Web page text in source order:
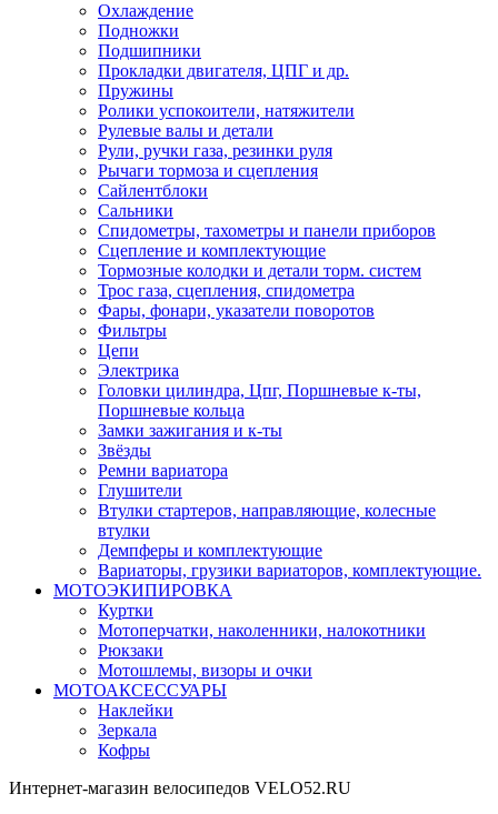
Охлаждение
Подножки
Подшипники
Прокладки двигателя, ЦПГ и др.
Пружины
Ролики успокоители, натяжители
Рулевые валы и детали
Рули, ручки газа, резинки руля
Рычаги тормоза и сцепления
Сайлентблоки
Сальники
Спидометры, тахометры и панели приборов
Сцепление и комплектующие
Тормозные колодки и детали торм. систем
Трос газа, сцепления, спидометра
Фары, фонари, указатели поворотов
Фильтры
Цепи
Электрика
Головки цилиндра, Цпг, Поршневые к-ты,
Поршневые кольца
Замки зажигания и к-ты
Звёзды
Ремни вариатора
Глушители
Втулки стартеров, направляющие, колесные
втулки
Демпферы и комплектующие
Вариаторы, грузики вариаторов, комплектующие.
МОТОЭКИПИРОВКА
Куртки
Мотоперчатки, наколенники, налокотники
Рюкзаки
Мотошлемы, визоры и очки
МОТОАКСЕССУАРЫ
Наклейки
Зеркала
Кофры
Интернет-магазин велосипедов VELO52.RU